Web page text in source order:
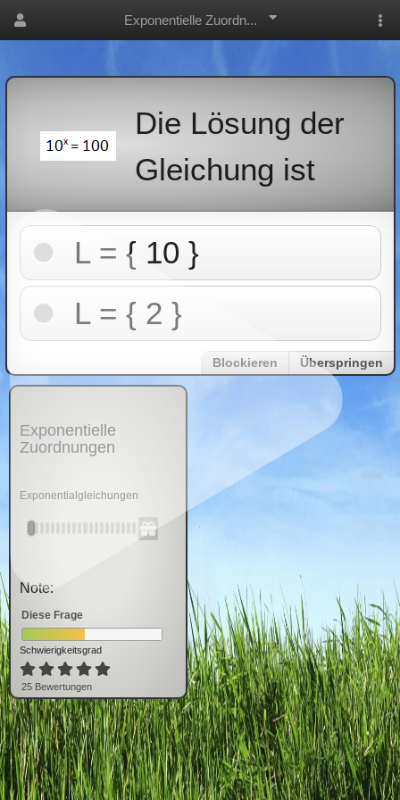
Exponentielle Zuordn...
Die Lösung der
Gleichung ist
L = { 10 }
L = { 2 }
Blockieren Überspringen
Exponentielle
Zuordnungen
Exponentialgleichungen
Note:
Diese Frage
Schwierigkeitsgrad
25 Bewertungen